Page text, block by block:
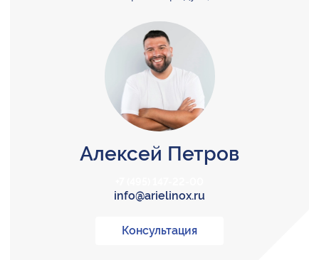
Алексей Петров
info@arielinox.ru
Консультация